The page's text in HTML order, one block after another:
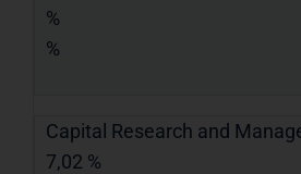
%
%
Capital Research and
7,02 %